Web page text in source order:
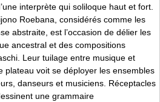
interprète qui soliloque haut et fort.
Roebana, considérés comme les
abstraite, est l’occasion de délier les
ancestral et des compositions
Leur tuilage entre musique et
plateau voit se déployer les ensembles
danseurs et musiciens. Réceptacles
une grammaire